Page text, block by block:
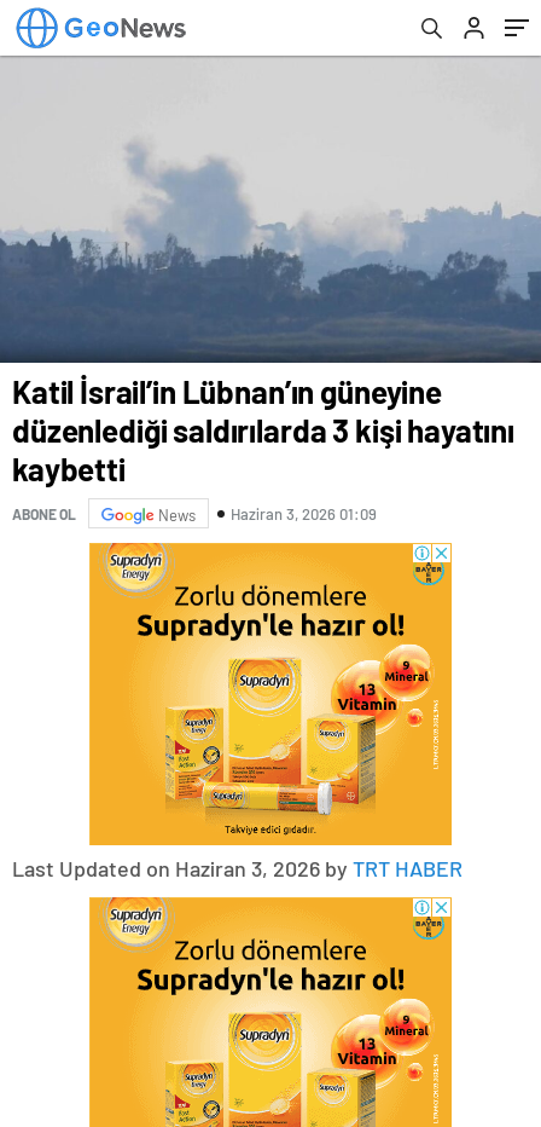
Katil İsrail’in Lübnan’ın güneyine
düzenlediği saldırılarda 3 kişi hayatını
kaybetti
ABONE OL News Haziran 3, 2026 01:09
Last Updated on Haziran 3, 2026 by TRT HABER